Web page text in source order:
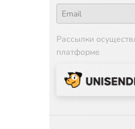
Рассылки
платформе